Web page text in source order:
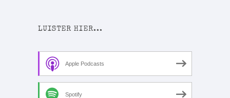
LUISTER HIER...
Apple Podcasts
Spotify